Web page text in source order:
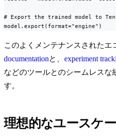
# Export the trained model to
model.export(format="engine")
このよくメンテナンスされたエ
documentationと、 experiment
などのツールとのシームレスな
す。
理想的なユースケ